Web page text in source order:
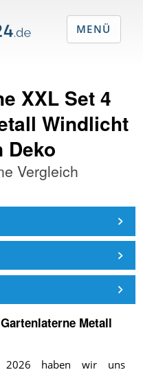
XXL Set 4
Windlicht
Deko
Vergleich
Metall
2026 haben wir uns
MENÜ